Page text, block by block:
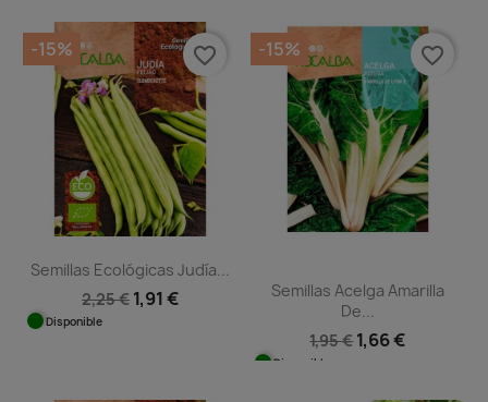
Semillas Ecológicas Judía...
2,25 € 1,91 €
Disponible
-15% favorite_border
Semillas Acelga Amarilla
De...
1,95 €1,66 €
Disponible
-15% favorite_border